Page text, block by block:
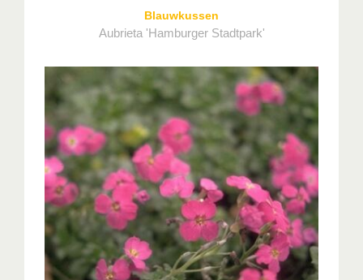
Blauwkussen
Aubrieta 'Hamburger Stadtpark'